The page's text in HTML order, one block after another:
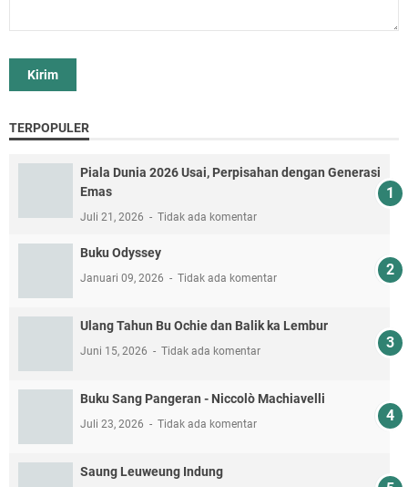
TERPOPULER
Piala Dunia 2026 Usai, Perpisahan dengan Generasi
Emas
Juli 21, 2026 Tidak ada komentar
Buku Odyssey
Januari 09, 2026 Tidak ada komentar
Ulang Tahun Bu Ochie dan Balik ka Lembur
Juni 15, 2026 Tidak ada komentar
Buku Sang Pangeran - Niccolò Machiavelli
Juli 23, 2026 Tidak ada komentar
Saung Leuweung Indung